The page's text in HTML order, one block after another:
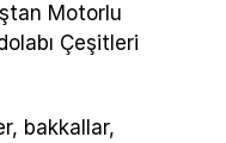
Motorlu
Çeşitleri
bakkallar,